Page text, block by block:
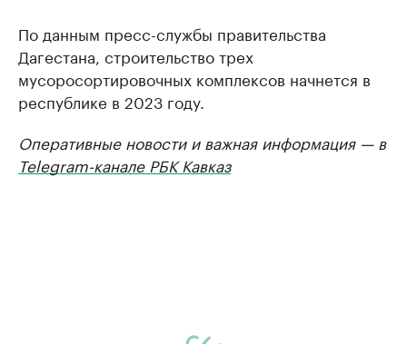
По данным пресс-службы правительства
Дагестана, строительство трех
мусоросортировочных комплексов начнется в
республике в 2023 году.
Оперативные новости и важная информация — в
Telegram-канале РБК Кавказ